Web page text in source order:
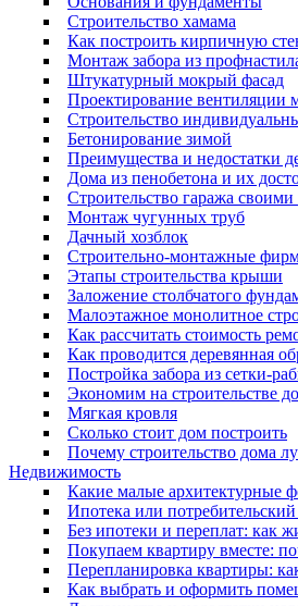
Строительство хамама
Как построить кирпичную
Монтаж забора из
Штукатурный мокрый фасад
Проектирование вентиляции
Строительство
Бетонирование зимой
Преимущества и недостатки
Дома из пенобетона и их
Строительство гаража
Монтаж чугунных труб
Дачный хозблок
Строительно-монтажные
Этапы строительства крыши
Заложение столбчатого
Малоэтажное монолитное
Как рассчитать стоимость
Как проводится деревянная
Постройка забора из сетки-
Экономим на строительстве
Мягкая кровля
Сколько стоит дом построить
Почему строительство дома
Недвижимость
Какие малые архитектурные
Ипотека или
Без ипотеки и переплат: как
Покупаем квартиру вместе:
Перепланировка квартиры:
Как выбрать и оформить